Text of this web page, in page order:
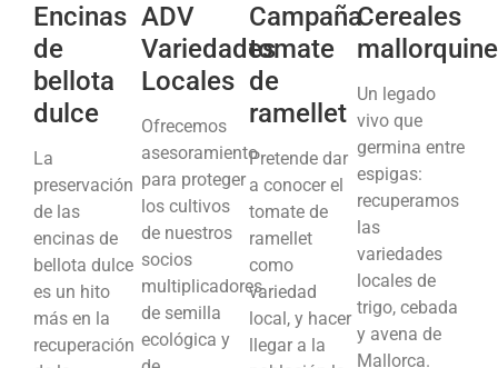
Encinas
de
bellota
dulce
La
preservación
de las
encinas de
bellota dulce
es un hito
más en la
recuperación
ADV
Variedades
Locales
Ofrecemos
asesoramiento
para proteger
los cultivos
de nuestros
socios
multiplicadores
de semilla
ecológica y
Campaña
tomate
de
ramellet
Pretende dar
a conocer el
tomate de
ramellet
como
variedad
local, y hacer
llegar a la
Cereales
Un legado
vivo que
germina entre
espigas:
recuperamos
las
variedades
locales de
trigo, cebada
y avena de
Mallorca.